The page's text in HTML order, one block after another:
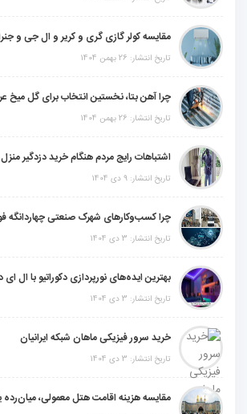
تاریخ انتشار: 26 بهمن 1404
تاریخ انتشار: 26 بهمن 1404
اشتباهات رایج مردم هنگام خرید دزدگیر منزل
تاریخ انتشار: 9 دی 1404
تاریخ انتشار: 3 دی 1404
تاریخ انتشار: 3 دی 1404
خرید سرور فیزیکی ماهان شبکه ایرانیان
تاریخ انتشار: 3 دی 1404